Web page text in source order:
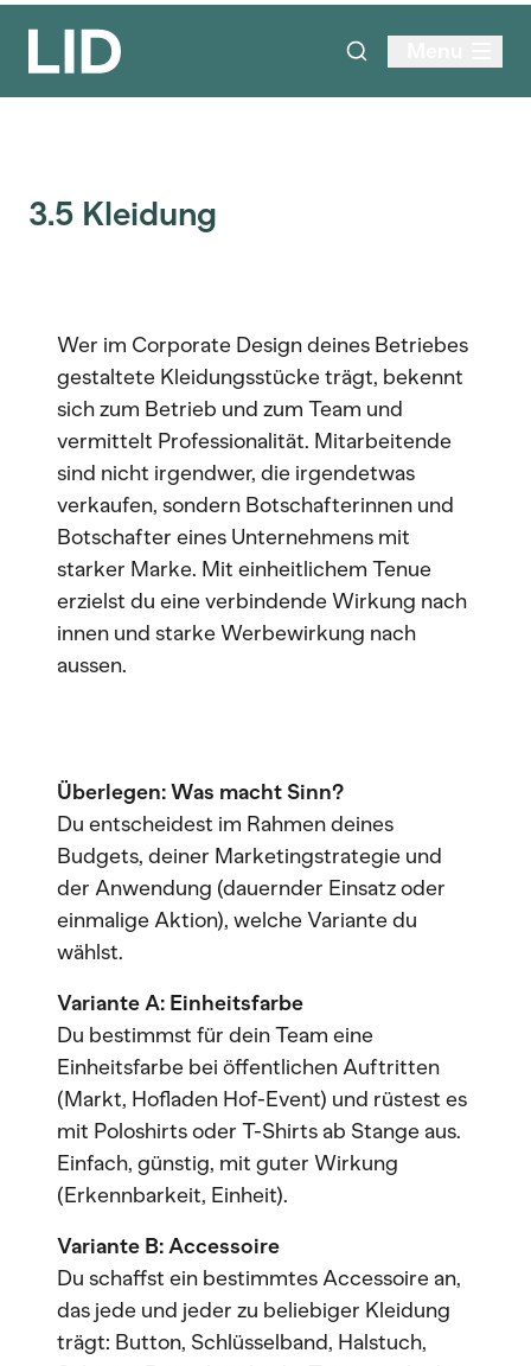
3.5 Kleidung
Wer im Corporate Design deines Betriebes
gestaltete Kleidungsstücke trägt, bekennt
sich zum Betrieb und zum Team und
vermittelt Professionalität. Mitarbeitende
sind nicht irgendwer, die irgendetwas
verkaufen, sondern Botschafterinnen und
Botschafter eines Unternehmens mit
starker Marke. Mit einheitlichem Tenue
erzielst du eine verbindende Wirkung nach
innen und starke Werbewirkung nach
aussen.
Überlegen: Was macht Sinn?
Du entscheidest im Rahmen deines
Budgets, deiner Marketingstrategie und
der Anwendung (dauernder Einsatz oder
einmalige Aktion), welche Variante du
wählst.
Variante A: Einheitsfarbe
Du bestimmst für dein Team eine
Einheitsfarbe bei öffentlichen Auftritten
(Markt, Hofladen Hof-Event) und rüstest es
mit Poloshirts oder T-Shirts ab Stange aus.
Einfach, günstig, mit guter Wirkung
(Erkennbarkeit, Einheit).
Variante B: Accessoire
Du schaffst ein bestimmtes Accessoire an,
das jede und jeder zu beliebiger Kleidung
trägt: Button, Schlüsselband, Halstuch,